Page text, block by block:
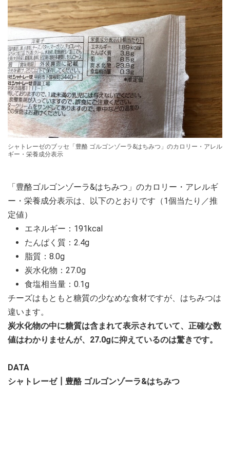
シャトレーゼのブッセ「豊酪 ゴルゴンゾーラ&はちみつ」のカロリー・アレル
ギー・栄養成分表示
「豊酪ゴルゴンゾーラ&はちみつ」のカロリー・アレルギ
ー・栄養成分表示は、以下のとおりです（1個当たり／推
定値）
エネルギー：191kcal
たんぱく質：2.4g
脂質：8.0g
炭水化物：27.0g
食塩相当量：0.1g
チーズはもともと糖質の少なめな食材ですが、はちみつは
違います。
炭水化物の中に糖質は含まれて表示されていて、正確な数
値はわかりませんが、27.0gに抑えているのは驚きです。
DATA
シャトレーゼ┃豊酪 ゴルゴンゾーラ&はちみつ